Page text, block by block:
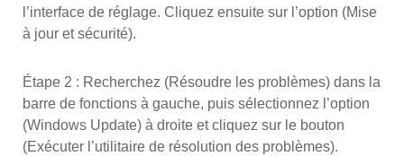
l’interface de réglage. Cliquez ensuite sur l’option (Mise
à jour et sécurité).
Étape 2 : Recherchez (Résoudre les problèmes) dans la
barre de fonctions à gauche, puis sélectionnez l’option
(Windows Update) à droite et cliquez sur le bouton
(Exécuter l’utilitaire de résolution des problèmes).